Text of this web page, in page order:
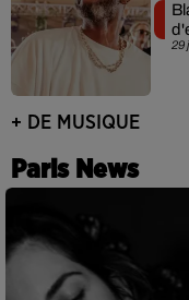
29
+ DE MUSIQUE
Paris News